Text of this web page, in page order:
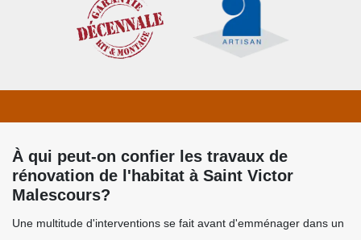
À qui peut-on confier les travaux de
rénovation de l'habitat à Saint Victor
Malescours?
Une multitude d'interventions se fait avant d'emménager dans un